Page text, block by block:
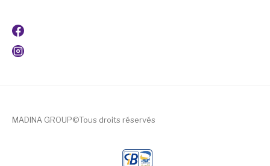
MADINA GROUP©Tous droits réservés